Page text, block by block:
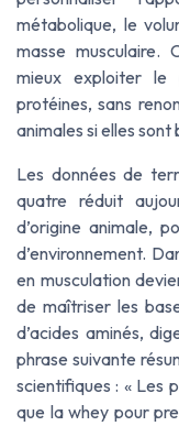
métabolique, le
masse musculaire.
mieux exploiter le
protéines, sans
animales si elles sont
Les données de
quatre réduit
d’origine animale,
d’environnement.
en musculation
de maîtriser les
d’acides aminés,
phrase suivante
scientifiques : « Les
que la whey pour